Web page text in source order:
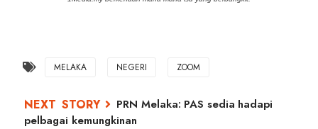
MELAKA NEGERI ZOOM
PRN Melaka: PAS sedia hadapi
pelbagai kemungkinan